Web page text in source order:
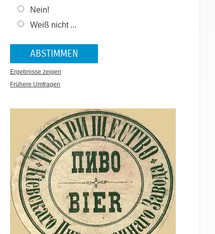
Nein!
Weiß nicht ...
Ergebnisse zeigen
Frühere Umfragen